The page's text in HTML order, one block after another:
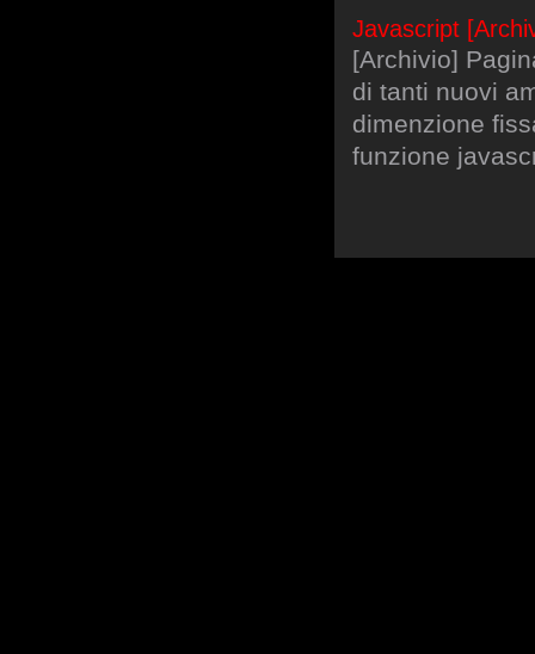
Javascript
[Archivio]
di tanti nuovi
dimenzione
funzione